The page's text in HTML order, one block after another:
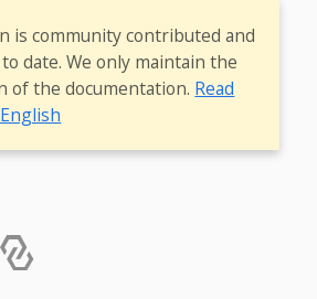
is community contributed and
date. We only maintain the
of the documentation. Read